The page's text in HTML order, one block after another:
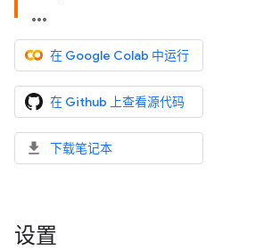
在 Google Colab 中运行
在 Github 上查看源代码
下载笔记本
设置